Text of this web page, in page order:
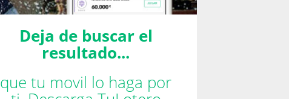
Deja de buscar el
resultado...
que tu movil lo haga por